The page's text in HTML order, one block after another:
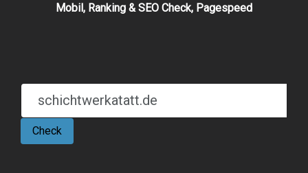
Mobil, Ranking & SEO Check, Pagespeed
Check